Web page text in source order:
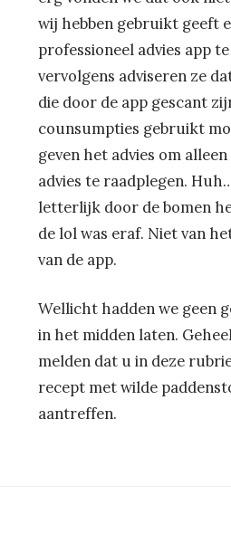
wij hebben gebruikt geeft
professioneel advies app
vervolgens adviseren ze
die door de app gescant
counsumpties gebruikt
geven het advies om
advies te raadplegen.
letterlijk door de bomen
de lol was eraf. Niet van
van de app.
Wellicht hadden we geen
in het midden laten.
melden dat u in deze
recept met wilde
aantreffen.